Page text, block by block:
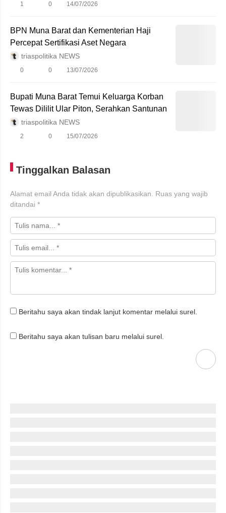
1 0 14/07/2026
BPN Muna Barat dan Kementerian Haji
Percepat Sertifikasi Aset Negara
triaspolitika NEWS
0 0 13/07/2026
Bupati Muna Barat Temui Keluarga Korban
Tewas Dililit Ular Piton, Serahkan Santunan
triaspolitika NEWS
2 0 15/07/2026
Tinggalkan Balasan
Alamat email Anda tidak akan dipublikasikan. Ruas yang wajib
ditandai *
Beritahu saya akan tindak lanjut komentar melalui surel.
Beritahu saya akan tulisan baru melalui surel.